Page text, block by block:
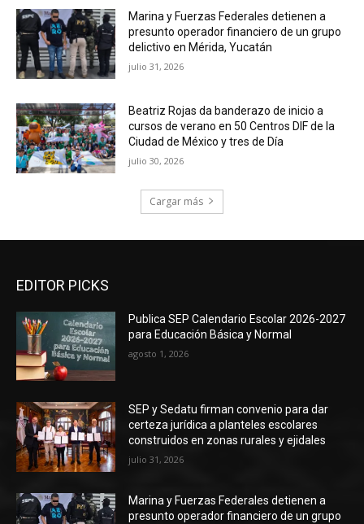
Marina y Fuerzas Federales detienen a
presunto operador financiero de un grupo
delictivo en Mérida, Yucatán
julio 31, 2026
Beatriz Rojas da banderazo de inicio a
cursos de verano en 50 Centros DIF de la
Ciudad de México y tres de Día
julio 30, 2026
Cargar más
EDITOR PICKS
Publica SEP Calendario Escolar 2026-2027
para Educación Básica y Normal
agosto 1, 2026
SEP y Sedatu firman convenio para dar
certeza jurídica a planteles escolares
construidos en zonas rurales y ejidales
julio 31, 2026
Marina y Fuerzas Federales detienen a
presunto operador financiero de un grupo